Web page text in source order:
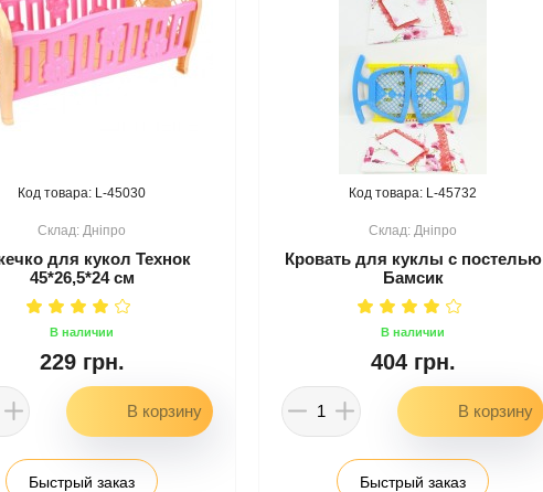
45030
Дніпро
для кукол Технок
45*26,5*24 см
229 грн.
Быстрый заказ
45732
Дніпро
Кровать для куклы с постелью
Бамсик
404 грн.
Быстрый заказ